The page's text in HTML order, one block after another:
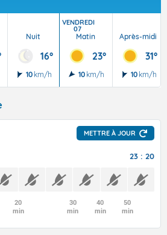
Nuit
16°
10 km/h
VENDREDI
07
Matin
23°
10 km/h
Après-midi
31°
10 km/h
METTRE À JOUR
23 : 20
20
min
30
min
40
min
50
min